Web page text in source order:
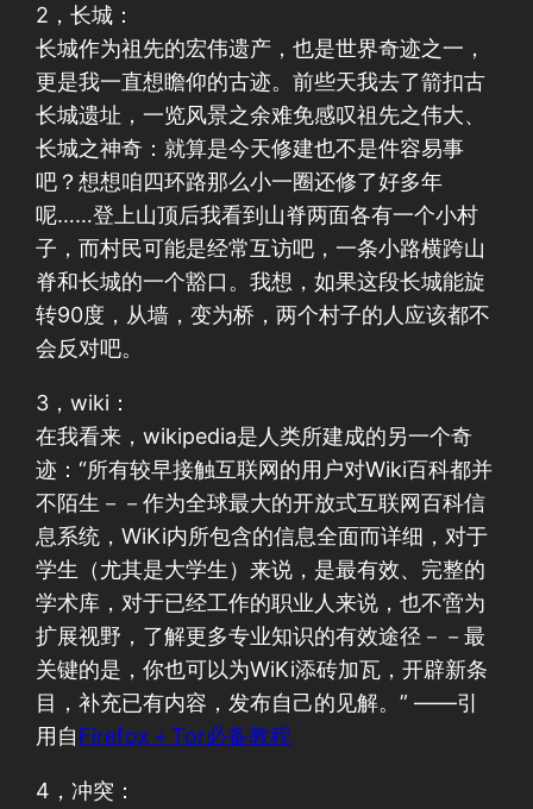
2，长城：
长城作为祖先的宏伟遗产，也是世界奇迹之一，
更是我一直想瞻仰的古迹。前些天我去了箭扣古
长城遗址，一览风景之余难免感叹祖先之伟大、
长城之神奇：就算是今天修建也不是件容易事
吧？想想咱四环路那么小一圈还修了好多年
呢……登上山顶后我看到山脊两面各有一个小村
子，而村民可能是经常互访吧，一条小路横跨山
脊和长城的一个豁口。我想，如果这段长城能旋
转90度，从墙，变为桥，两个村子的人应该都不
会反对吧。
3，wiki：
在我看来，wikipedia是人类所建成的另一个奇
迹：“所有较早接触互联网的用户对Wiki百科都并
不陌生－－作为全球最大的开放式互联网百科信
息系统，WiKi内所包含的信息全面而详细，对于
学生（尤其是大学生）来说，是最有效、完整的
学术库，对于已经工作的职业人来说，也不啻为
扩展视野，了解更多专业知识的有效途径－－最
关键的是，你也可以为WiKi添砖加瓦，开辟新条
目，补充已有内容，发布自己的见解。” ——引
用自Firefox＋Tor必备教程
4，冲突：